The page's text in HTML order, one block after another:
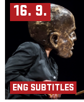
16. 9.
ENG SUBTITLES